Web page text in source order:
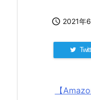
 2021年
【